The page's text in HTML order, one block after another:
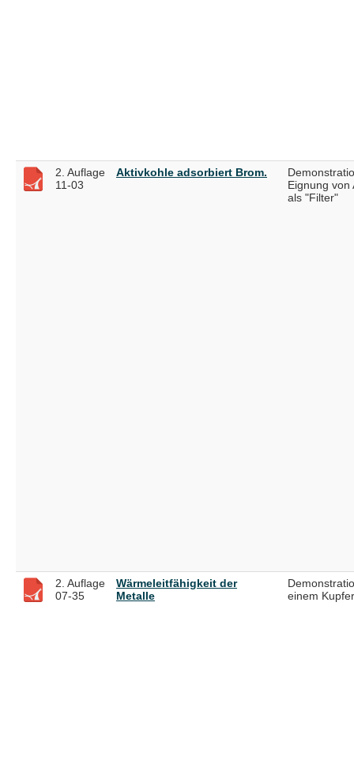
2. Auflage
11-03
Aktivkohle adsorbiert Brom.
Eignung von
als "Filter"
2. Auflage
07-35
Wärmeleitfähigkeit der
Metalle
einem